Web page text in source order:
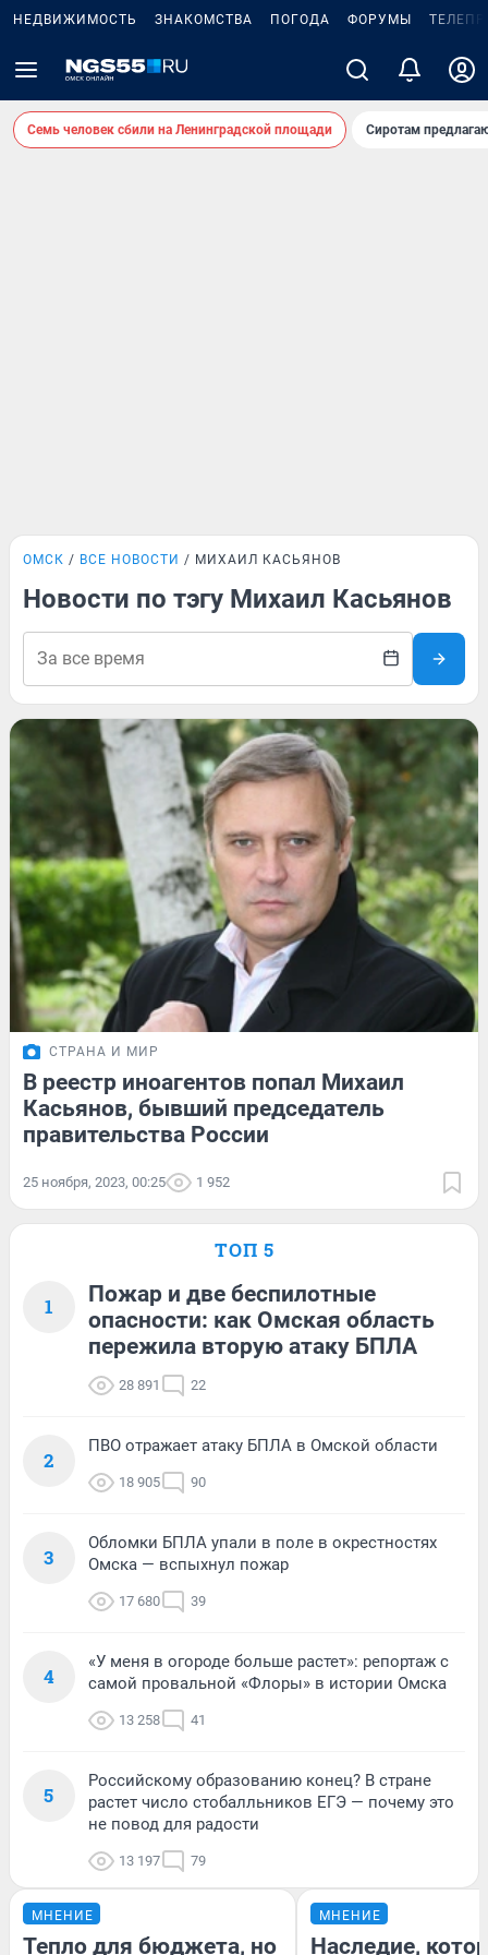
НЕДВИЖИМОСТЬ ЗНАКОМСТВА ПОГОДА ФОРУМЫ
Семь человек сбили на Ленинградской площади Сиротам
ОМСК ВСЕ НОВОСТИ МИХАИЛ КАСЬЯНОВ
Новости по тэгу Михаил Касьянов
СТРАНА И МИР
В реестр иноагентов попал Михаил
Касьянов, бывший председатель
правительства России
25 ноября, 2023, 00:25 1 952
ТОП 5
1
Пожар и две беспилотные
опасности: как Омская область
пережила вторую атаку БПЛА
28 891 22
2
ПВО отражает атаку БПЛА в Омской области
18 905 90
3
Обломки БПЛА упали в поле в окрестностях
Омска — вспыхнул пожар
17 680 39
4
«У меня в огороде больше растет»: репортаж с
самой провальной «Флоры» в истории Омска
13 258 41
5
Российскому образованию конец? В стране
растет число стобалльников ЕГЭ — почему это
не повод для радости
13 197 79
МНЕНИЕ
Тепло для бюджета, но
МНЕНИЕ
Наследие,